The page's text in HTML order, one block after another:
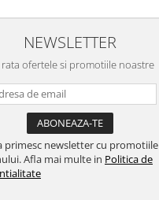
NEWSLETTER
rata ofertele si promotiile noastre
primesc newsletter cu promotiile
Afla mai multe in Politica de